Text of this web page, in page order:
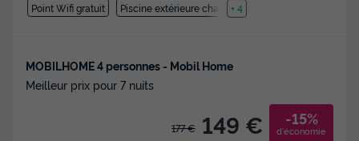
Point Wifi gratuit Piscine extérieure chauffée
+ 4
MOBILHOME 4 personnes - Mobil Home
Meilleur prix pour 7 nuits
177 € 149 € -15%
d'économie